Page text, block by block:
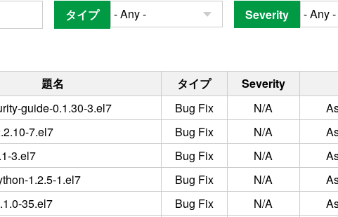
タイプ Severity
題名 タイプ Severity
guide-0.1.30-3.el7 Bug Fix N/A
7.el7 Bug Fix N/A
3.el7 Bug Fix N/A
1.2.5-1.el7 Bug Fix N/A
35.el7 Bug Fix N/A